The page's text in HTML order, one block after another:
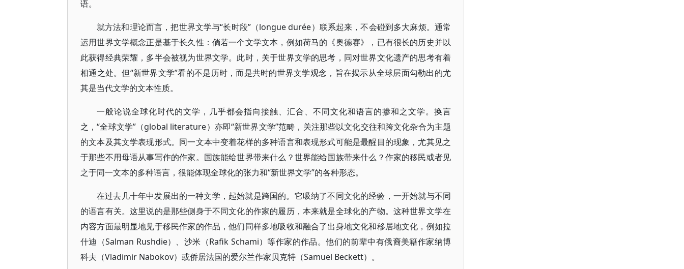
语。
就方法和理论而言，把世界文学与“长时段”（longue durée）联系起来，不会碰到多大麻烦。通常
运用世界文学概念正是基于长久性：倘若一个文学文本，例如荷马的《奥德赛》，已有很长的历史并以
此获得经典荣耀，多半会被视为世界文学。此时，关于世界文学的思考，同对世界文化遗产的思考有着
相通之处。但“新世界文学”看的不是历时，而是共时的世界文学观念，旨在揭示从全球层面勾勒出的尤
其是当代文学的文本性质。
一般论说全球化时代的文学，几乎都会指向接触、汇合、不同文化和语言的掺和之文学。换言
之，“全球文学”（global literature）亦即“新世界文学”范畴，关注那些以文化交往和跨文化杂合为主题
的文本及其文学表现形式。同一文本中变着花样的多种语言和表现形式可能是最醒目的现象，尤其见之
于那些不用母语从事写作的作家。国族能给世界带来什么？世界能给国族带来什么？作家的移民或者见
之于同一文本的多种语言，很能体现全球化的张力和“新世界文学”的各种形态。
在过去几十年中发展出的一种文学，起始就是跨国的。它吸纳了不同文化的经验，一开始就与不同
的语言有关。这里说的是那些侧身于不同文化的作家的履历，本来就是全球化的产物。这种世界文学在
内容方面最明显地见于移民作家的作品，他们同样多地吸收和融合了出身地文化和移居地文化，例如拉
什迪（Salman Rushdie）、沙米（Rafik Schami）等作家的作品。他们的前辈中有俄裔美籍作家纳博
科夫（Vladimir Nabokov）或侨居法国的爱尔兰作家贝克特（Samuel Beckett）。